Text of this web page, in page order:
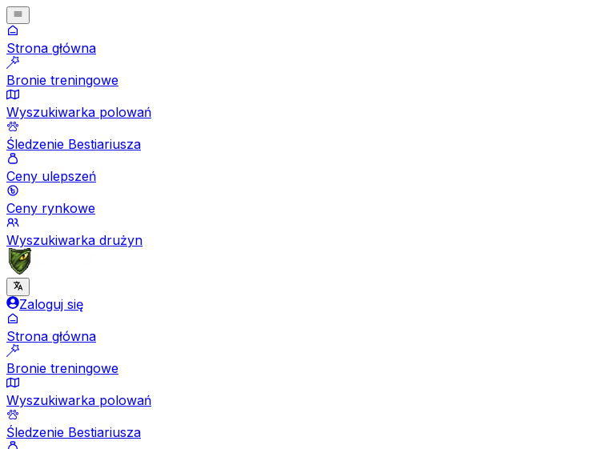
Strona główna
Bronie treningowe
Wyszukiwarka polowań
Śledzenie Bestiariusza
Ceny ulepszeń
Ceny rynkowe
Wyszukiwarka drużyn
Zaloguj się
Strona główna
Bronie treningowe
Wyszukiwarka polowań
Śledzenie Bestiariusza